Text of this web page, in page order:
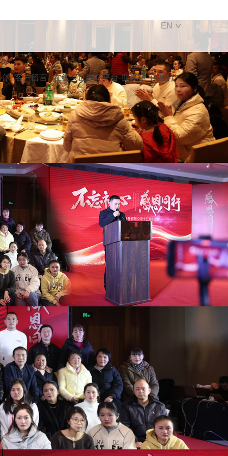
EN
客户留言 在线买世界杯平台-世界杯（中国）